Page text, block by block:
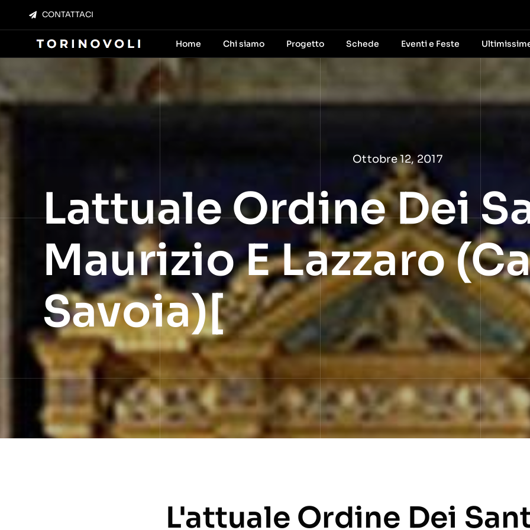
contenuto
CONTATTACI
Home Chi siamo Progetto Schede Eventi e Feste
Ottobre 12, 2017
Lattuale Ordine Dei
Maurizio E Lazzaro
Savoia)[
L'attuale Ordine Dei